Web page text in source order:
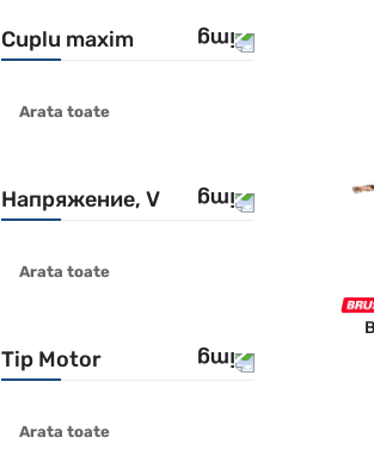
Hikoki
MAKITA
METABO
STANLEY
Cuplu maxim
2576 Nm
Arata toate
Напряжение, V
18V
12-18V
10.8V
14.4/18 V
Arata toate
Tip Motor
fara perii
Arata toate